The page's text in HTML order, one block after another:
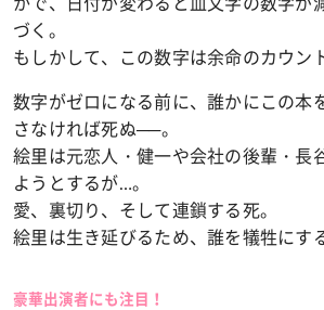
づく。
もしかして、この数字は余命のカウン
数字がゼロになる前に、誰かにこの本
さなければ死ぬ──。
絵里は元恋人・健一や会社の後輩・長
ようとするが…。
愛、裏切り、そして連鎖する死。
絵里は生き延びるため、誰を犠牲にす
豪華出演者にも注目！